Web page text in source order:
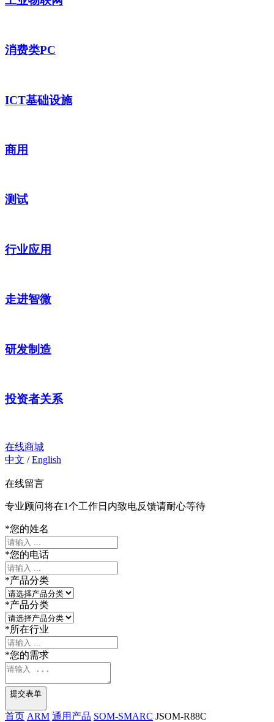
消费类PC
ICT基础设施
商用
测试
行业应用
走进智微
研发制造
投资者关系
在线商城
中文 /English
在线留言
专业顾问将在1个工作日内致电反馈请耐心等待
*您的姓名
*您的电话
*产品分类
*产品分类
*所在行业
*您的需求
提交表单
首页 ARM 通用产品 SOM-SMARC JSOM-R88C